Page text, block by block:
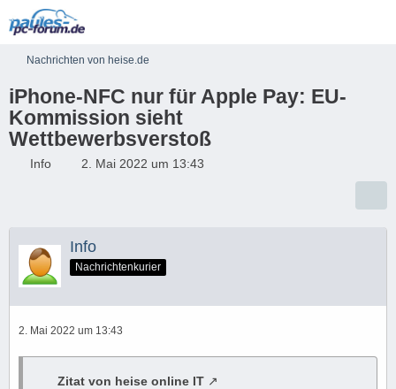
Nachrichten von heise.de
iPhone-NFC nur für Apple Pay: EU-
Kommission sieht
Wettbewerbsverstoß
Info 2. Mai 2022 um 13:43
Info
Nachrichtenkurier
2. Mai 2022 um 13:43
Zitat von heise online IT